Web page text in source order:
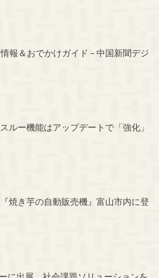
報＆おでかけガイド – 中国新聞デジ
ルー機能はアップデートで「強化」
焼き芋の自動販売機』富山市内に登